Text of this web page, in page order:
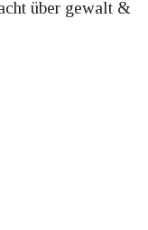
über gewalt &